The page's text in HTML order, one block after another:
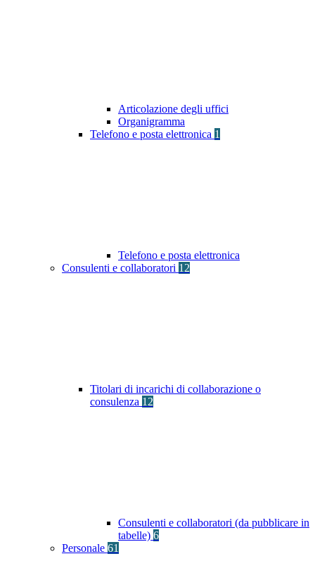
Articolazione degli uffici
Organigramma
Telefono e posta elettronica 1
Telefono e posta elettronica
Consulenti e collaboratori 12
Titolari di incarichi di collaborazione o
consulenza 12
Consulenti e collaboratori (da pubblicare in
tabelle) 6
Personale 61